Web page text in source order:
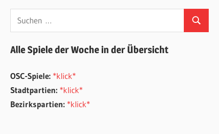
Suchen
nach:
Suchen
Alle Spiele der Woche in der Übersicht
OSC-Spiele: *klick*
Stadtpartien: *klick*
Bezirkspartien: *klick*